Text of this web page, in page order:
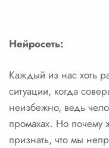
Нейросеть:
Каждый из нас хоть
ситуации, когда
неизбежно, ведь
промахах. Но почему
признать, что мы